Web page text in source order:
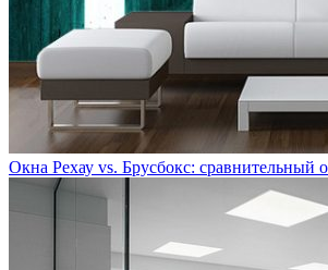
Окна Рехау vs. Брусбокс: сравнительный